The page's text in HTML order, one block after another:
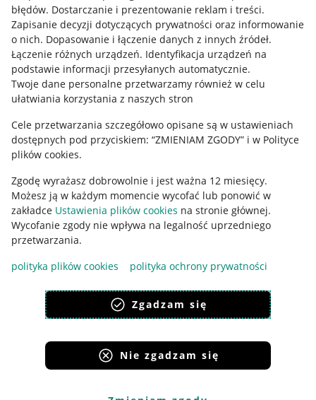
błędów. Dostarczanie i prezentowanie reklam i treści.
Zapisanie decyzji dotyczących prywatności oraz informowanie
o nich. Dopasowanie i łączenie danych z innych źródeł.
Łączenie różnych urządzeń. Identyfikacja urządzeń na
podstawie informacji przesyłanych automatycznie.
Twoje dane personalne przetwarzamy również w celu
ułatwiania korzystania z naszych stron
Cele przetwarzania szczegółowo opisane są w ustawieniach
dostępnych pod przyciskiem: “ZMIENIAM ZGODY” i w Polityce
plików cookies.
Zgodę wyrażasz dobrowolnie i jest ważna 12 miesięcy.
Możesz ją w każdym momencie wycofać lub ponowić w
zakładce Ustawienia plików cookies na stronie głównej.
Wycofanie zgody nie wpływa na legalność uprzedniego
przetwarzania.
polityka plików cookies
polityka ochrony prywatności
Zgadzam się
Nie zgadzam się
Informacje prawne
Regulamin
Polityka plików "cookies"
Ustawienia plików "cookies"
Udostępnianie lokalizacji
Informacje dla Aktu o Usługach Cyfrowych
Pobierz aplikację
Korzystanie z serwisu oznacza akceptacjęregulaminu